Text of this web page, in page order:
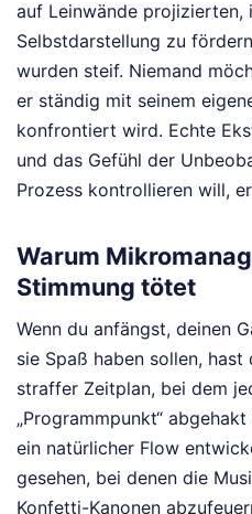
auf Leinwände projizierten,
Selbstdarstellung zu
wurden steif. Niemand
er ständig mit seinem
konfrontiert wird. Echte
und das Gefühl der
Prozess kontrollieren will,
Warum
Stimmung tötet
Wenn du anfängst, deinen
sie Spaß haben sollen,
straffer Zeitplan, bei dem
„Programmpunkt“
ein natürlicher Flow
gesehen, bei denen die
Konfetti-Kanonen